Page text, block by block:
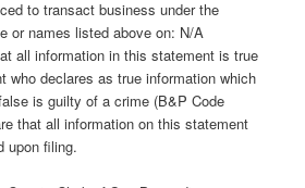
to transact business under the
or names listed above on: N/A
all information in this statement is true
who declares as true information which
is guilty of a crime (B&P Code
that all information on this statement
upon filing.